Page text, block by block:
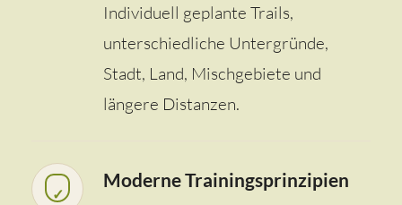
Individuell geplante Trails,
unterschiedliche Untergründe,
Stadt, Land, Mischgebiete und
längere Distanzen.
Moderne Trainingsprinzipien